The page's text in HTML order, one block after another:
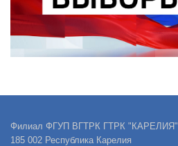
Филиал ФГУП ВГТРК ГТРК "КАРЕЛИЯ"
185 002 Республика Карелия